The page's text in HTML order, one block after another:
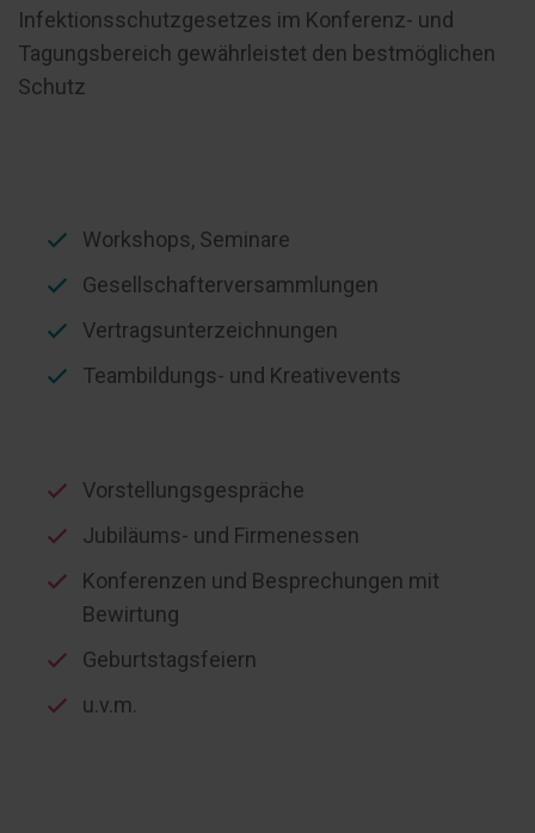
Infektionsschutzgesetzes im Konferenz- und
Tagungsbereich gewährleistet den bestmöglichen
Schutz
Workshops, Seminare
Gesellschafterversammlungen
Vertragsunterzeichnungen
Teambildungs- und Kreativevents
Vorstellungsgespräche
Jubiläums- und Firmenessen
Konferenzen und Besprechungen mit
Bewirtung
Geburtstagsfeiern
u.v.m.